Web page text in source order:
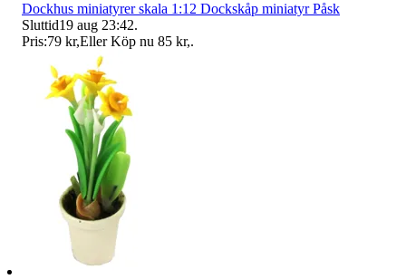
Dockhus miniatyrer skala 1:12 Dockskåp miniatyr Påsk
Sluttid19 aug 23:42.
Pris:79 kr,Eller Köp nu 85 kr,.